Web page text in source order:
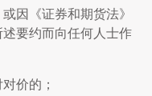
《证券和期货法》
要约而向任何人士作
价的；